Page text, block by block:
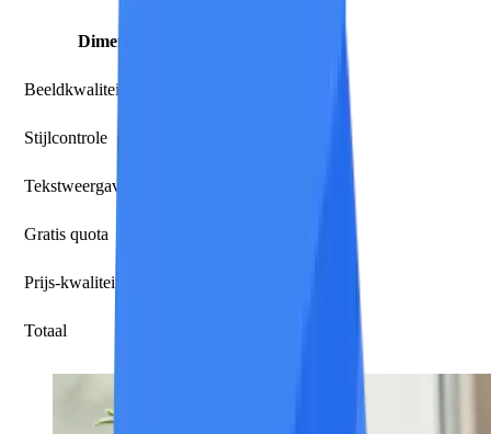
Dimensie
Beeldkwaliteit
Stijlcontrole
Tekstweergave
Gratis quota
Prijs-kwaliteitverhouding
Totaal